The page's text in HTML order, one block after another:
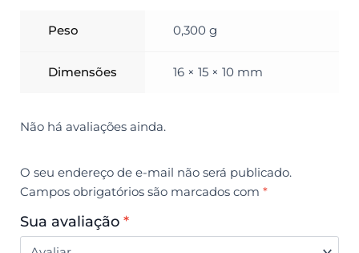
Peso 0,300 g
Dimensões 16 × 15 × 10 mm
Não há avaliações ainda.
O seu endereço de e-mail não será publicado.
Campos obrigatórios são marcados com *
Sua avaliação *